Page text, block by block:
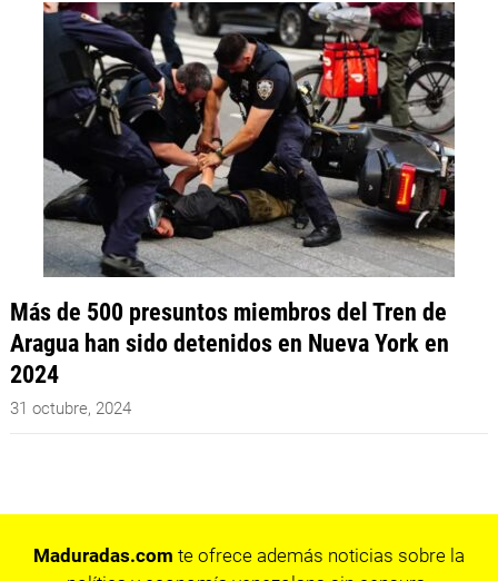
Más de 500 presuntos miembros del Tren de
Aragua han sido detenidos en Nueva York en
2024
31 octubre, 2024
Maduradas.com te ofrece además noticias sobre la